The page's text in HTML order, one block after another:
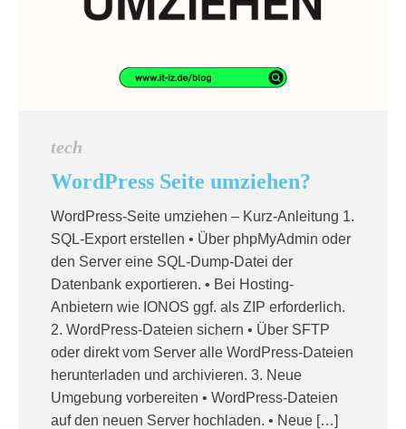
tech
WordPress Seite umziehen?
WordPress-Seite umziehen – Kurz-Anleitung 1.
SQL-Export erstellen • Über phpMyAdmin oder
den Server eine SQL-Dump-Datei der
Datenbank exportieren. • Bei Hosting-
Anbietern wie IONOS ggf. als ZIP erforderlich.
2. WordPress-Dateien sichern • Über SFTP
oder direkt vom Server alle WordPress-Dateien
herunterladen und archivieren. 3. Neue
Umgebung vorbereiten • WordPress-Dateien
auf den neuen Server hochladen. • Neue […]